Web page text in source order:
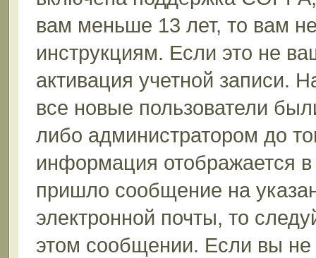
вам меньше 13 лет, то вам
инструкциям. Если это не
активация учетной записи.
все новые пользователи
либо администратором до
информация отображается
пришло сообщение на
электронной почты, то
этом сообщении. Если вы